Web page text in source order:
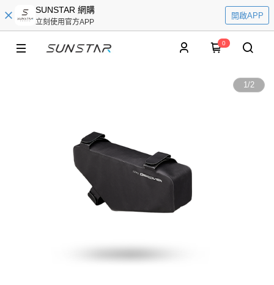
SUNSTAR 網購
立刻使用官方APP
開啟APP
0
1/2